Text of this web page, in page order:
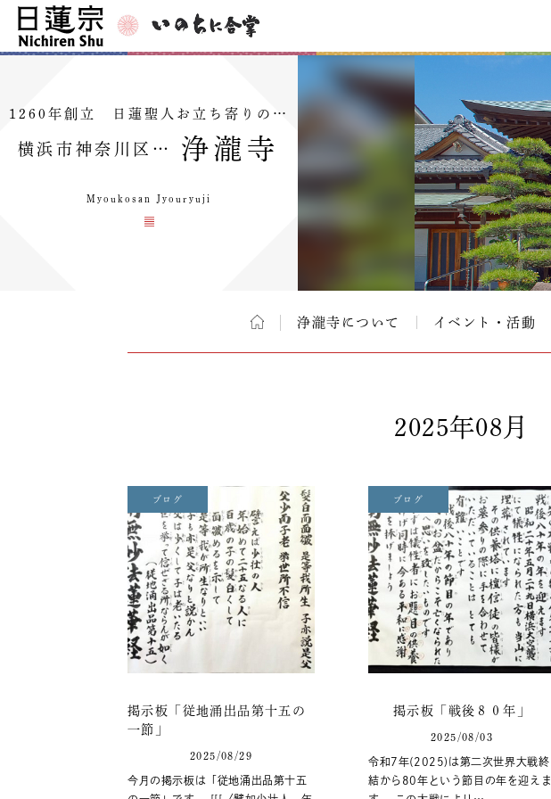
1260年創立 日蓮聖人お立ち寄りの…
横浜市神奈川区… 浄瀧寺
Myoukosan Jyouryuji
浄瀧寺について イベント・活動
2025年08月
ブログ
掲示板「従地涌出品第十五の
一節」
2025/08/29
今月の掲示板は「従地涌出品第十五
ブログ
掲示板「戦後８０年」
2025/08/03
令和7年(2025)は第二次世界大戦終
結から80年という節目の年を迎えま